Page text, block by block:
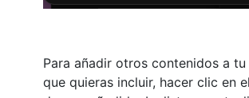
Para añadir otros contenidos a
que quieras incluir, hacer clic en